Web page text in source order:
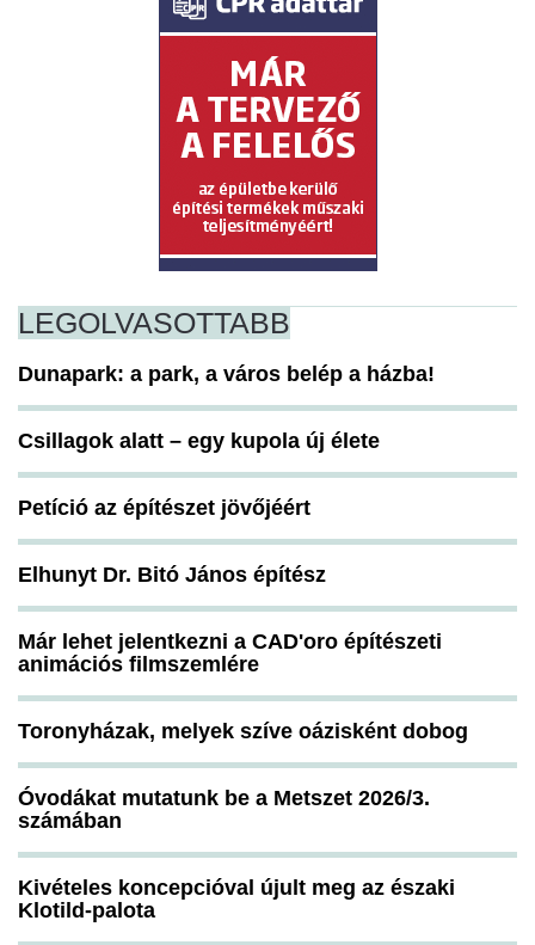
LEGOLVASOTTABB
Dunapark: a park, a város belép a házba!
Csillagok alatt – egy kupola új élete
Petíció az építészet jövőjéért
Elhunyt Dr. Bitó János építész
Már lehet jelentkezni a CAD'oro építészeti
animációs filmszemlére
Toronyházak, melyek szíve oázisként dobog
Óvodákat mutatunk be a Metszet 2026/3.
számában
Kivételes koncepcióval újult meg az északi
Klotild-palota